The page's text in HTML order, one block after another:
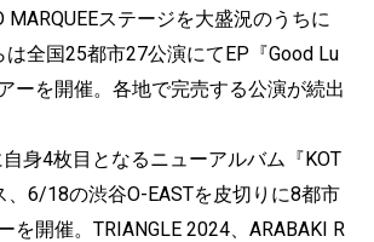
MARQUEEステージを大盛況のうちに
全国25都市27公演にてEP『Good Lu
ーを開催。各地で完売する公演が続出
身4枚目となるニューアルバム『KOT
、6/18の渋谷O-EASTを皮切りに8都市
を開催。TRIANGLE 2024、ARABAKI R